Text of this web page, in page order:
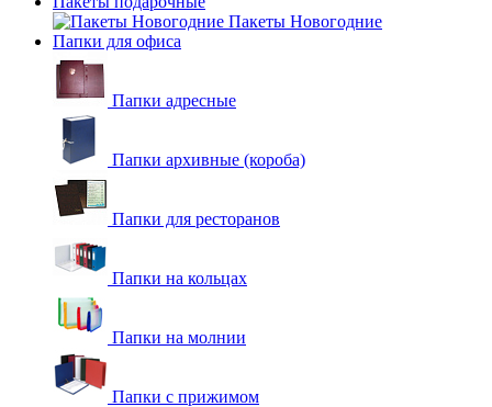
Пакеты Новогодние
Папки для офиса
Папки адресные
Папки архивные (короба)
Папки для ресторанов
Папки на кольцах
Папки на молнии
Папки с прижимом